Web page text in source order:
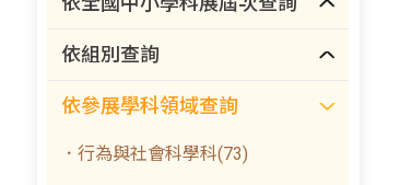
依組別查詢
依參展學科領域查詢
．行為與社會科學科(73)